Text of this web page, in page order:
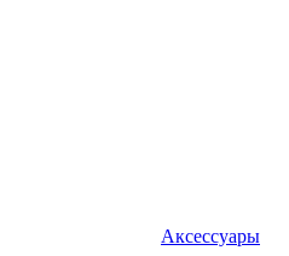
Аксессуары